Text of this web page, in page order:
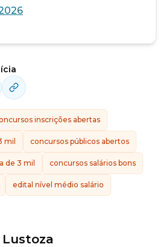
inscrições abertas
mil concursos públicos abertos
de 3 mil concursos salários bons
edital nível médio salário
Lustoza